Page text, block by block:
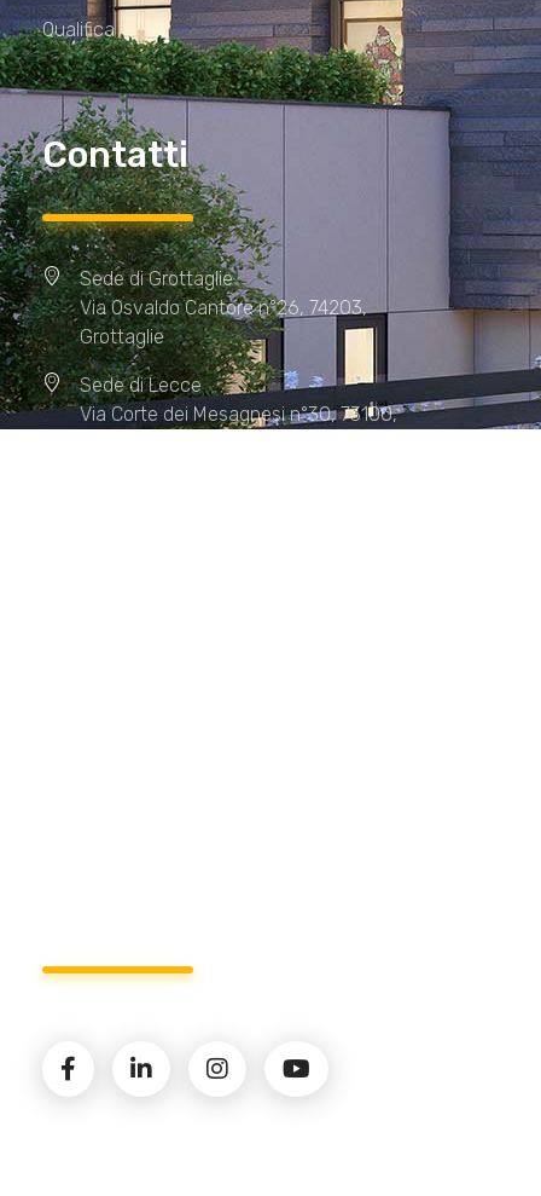
Qualifica
Contatti
Sede di Grottaglie
Via Osvaldo Cantore n°26, 74203,
Grottaglie
Sede di Lecce
Via Corte dei Mesagnesi n°30, 73100,